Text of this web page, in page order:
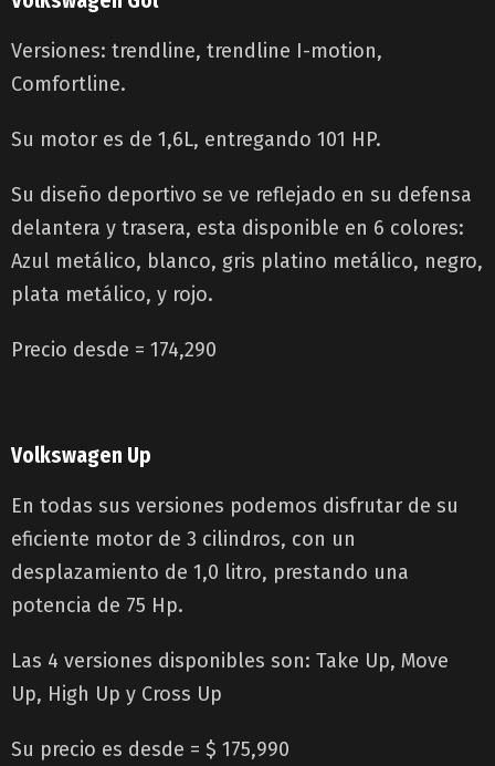
Versiones: trendline, trendline I-motion,
Comfortline.
Su motor es de 1,6L, entregando 101 HP.
Su diseño deportivo se ve reflejado en su defensa
delantera y trasera, esta disponible en 6 colores:
Azul metálico, blanco, gris platino metálico, negro,
plata metálico, y rojo.
Precio desde = 174,290
Volkswagen Up
En todas sus versiones podemos disfrutar de su
eficiente motor de 3 cilindros, con un
desplazamiento de 1,0 litro, prestando una
potencia de 75 Hp.
Las 4 versiones disponibles son: Take Up, Move
Up, High Up y Cross Up
Su precio es desde = $ 175,990